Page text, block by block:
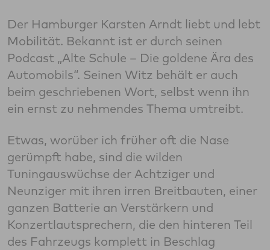
Der Hamburger Karsten Arndt liebt und lebt
Mobilität. Bekannt ist er durch seinen
Podcast „Alte Schule – Die goldene Ära des
Automobils“. Seinen Witz behält er auch
beim geschriebenen Wort, selbst wenn ihn
ein ernst zu nehmendes Thema umtreibt.
Etwas, worüber ich früher oft die Nase
gerümpft habe, sind die wilden
Tuningauswüchse der Achtziger und
Neunziger mit ihren irren Breitbauten, einer
ganzen Batterie an Verstärkern und
Konzertlautsprechern, die den hinteren Teil
des Fahrzeugs komplett in Beschlag